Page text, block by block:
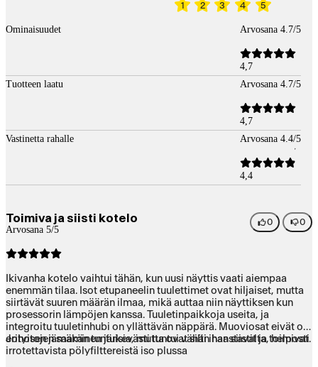
1 2 3 4 5
Ominaisuudet Arvosana 4.7/5
4,7
Tuotteen laatu
Arvosana 4.7/5
4,7
Vastinetta rahalle
Arvosana 4.4/5
4,4
Toimiva ja siisti kotelo
Arvosana 5/5
0 0
Ikivanha kotelo vaihtui tähän, kun uusi näyttis vaati aiempaa
enemmän tilaa. Isot etupaneelin tuulettimet ovat hiljaiset, mutta
siirtävät suuren määrän ilmaa, mikä auttaa niin näyttiksen kun
prosessorin lämpöjen kanssa. Tuuletinpaikkoja useita, ja
integroitu tuuletinhubi on yllättävän näppärä. Muoviosat eivät ole
erityisen jämäkän tuntuisia, mutta ovat silti ihan siistit ja toimivat.
Johotojen saaminen järkevästi tuntui vähän haastavalta, helposti
irrotettavista pölyfilttereistä iso plussa